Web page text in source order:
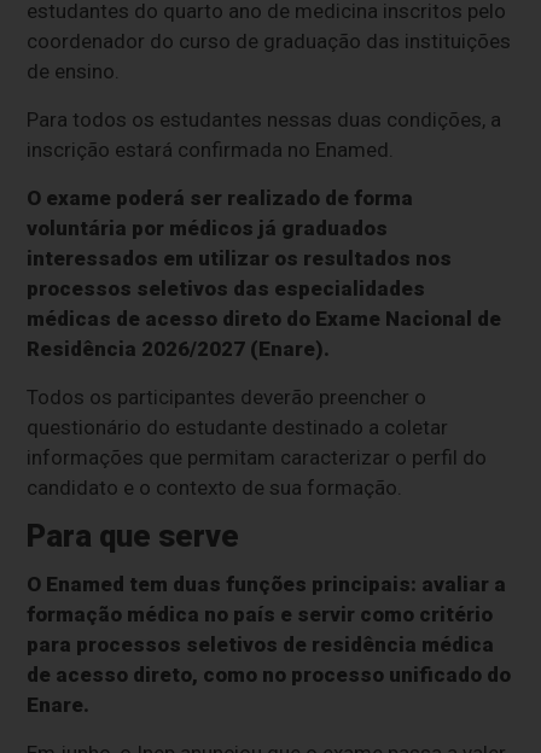
estudantes do quarto ano de medicina inscritos pelo
coordenador do curso de graduação das instituições
de ensino.
Para todos os estudantes nessas duas condições, a
inscrição estará confirmada no Enamed.
O exame poderá ser realizado de forma
voluntária por médicos já graduados
interessados em utilizar os resultados nos
processos seletivos das especialidades
médicas de acesso direto do Exame Nacional de
Residência 2026/2027 (Enare).
Todos os participantes deverão preencher o
questionário do estudante destinado a coletar
informações que permitam caracterizar o perfil do
candidato e o contexto de sua formação.
Para que serve
O Enamed tem duas funções principais: avaliar a
formação médica no país e servir como critério
para processos seletivos de residência médica
de acesso direto, como no processo unificado do
Enare.